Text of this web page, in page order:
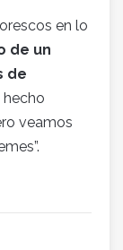
en lo
de un
de
hecho
veamos